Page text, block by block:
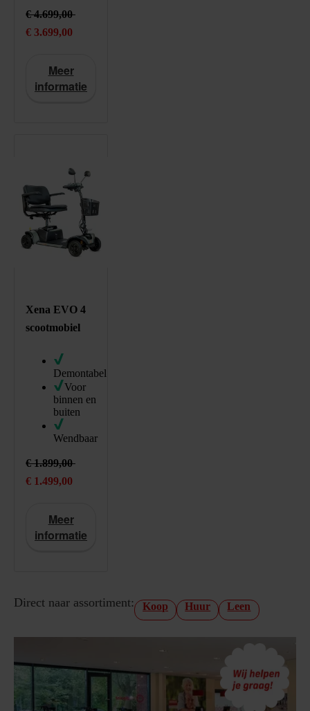
3699
EUR
https://schema.org/InStock
€ 4.699,00
€ 3.699,00
Meer
informatie
Xena EVO 4
scootmobiel
Demontabel
Voor
binnen en
buiten
Wendbaar
1499
EUR
https://schema.org/InStock
€ 1.899,00
€ 1.499,00
Meer
informatie
Direct naar assortiment: Koop Huur Leen